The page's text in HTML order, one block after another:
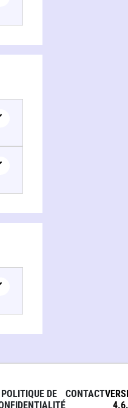
POLITIQUE DE
CONTACT